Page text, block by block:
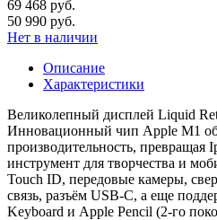
69 468 руб.
50 990 руб.
Нет в наличии
Описание
Характеристики
Великолепный дисплей Liquid
Инновационный чип Apple M1
производительность,
инструмент для творчества и
Touch ID, передовые камеры,
связь, разъём USB-C, а еще
Keyboard и Apple Pencil (2-го